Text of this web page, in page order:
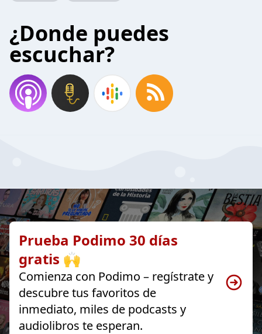
¿Donde puedes
escuchar?
Prueba Podimo 30 días
gratis 🙌
Comienza con Podimo – regístrate y
descubre tus favoritos de
inmediato, miles de podcasts y
audiolibros te esperan.